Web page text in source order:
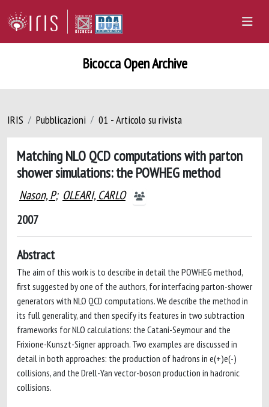
Bicocca Open Archive
IRIS Pubblicazioni 01 - Articolo su rivista
Matching NLO QCD computations with parton
shower simulations: the POWHEG method
Nason, P; OLEARI, CARLO
2007
Abstract
The aim of this work is to describe in detail the POWHEG method,
first suggested by one of the authors, for interfacing parton-shower
generators with NLO QCD computations. We describe the method in
its full generality, and then specify its features in two subtraction
frameworks for NLO calculations: the Catani-Seymour and the
Frixione-Kunszt-Signer approach. Two examples are discussed in
detail in both approaches: the production of hadrons in e(+)e(-)
collisions, and the Drell-Yan vector-boson production in hadronic
collisions.